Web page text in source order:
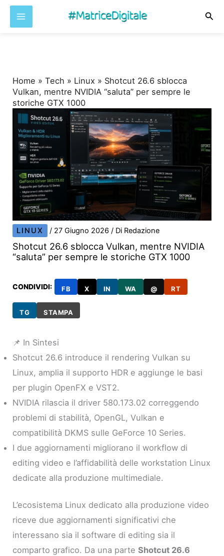
Home »Tech » Linux » Shotcut 26.6 sblocca
Vulkan, mentre NVIDIA “saluta” per sempre le
storiche GTX 1000
LINUX / 27 Giugno 2026/ Di Redazione
Shotcut 26.6 sblocca Vulkan, mentre NVIDIA
“saluta” per sempre le storiche GTX 1000
CONDIVIDI: FB X IN WA @ RT
TG STAMPA
📌 In Sintesi
Shotcut 26.6 introduce il rendering Vulkan su
Linux, amplia il supporto HDR e aggiunge le basi
per plugin OpenFX e VST2.
NVIDIA rilascia il driver 580.173.02 correggendo
problemi di stabilità, OpenGL, Vulkan e
compatibilità DKMS sulle GeForce 10 Series.
I due aggiornamenti migliorano il workflow di
editing video e l’affidabilità delle workstation Linux
dedicate alla produzione multimediale.
L’ecosistema Linux dedicato alla produzione video
riceve due aggiornamenti significativi che
interessano sia il software di editing sia il
comparto grafico. Da una parteShotcut 26.6